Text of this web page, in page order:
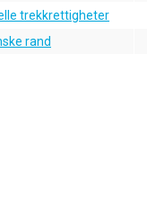
trekkrettigheter
rand